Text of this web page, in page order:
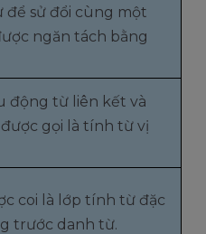
để sử đổi cùng một
ngăn tách bằng
động từ liên kết và
gọi là tính từ vị
coi là lớp tính từ đặc
trước danh từ.